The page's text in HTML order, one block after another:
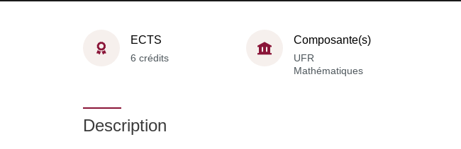
ECTS
6 crédits
Composante(s)
UFR
Mathématiques
Description